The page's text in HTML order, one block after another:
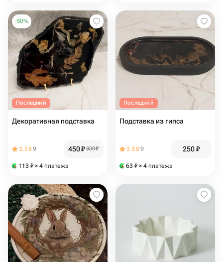
-50%
Последний
Декоративная подставка
3.589 450₽ 900₽
113 ₽ × 4 платежа
Последний
Подставка из гипса
3.589 250₽
63 ₽ × 4 платежа